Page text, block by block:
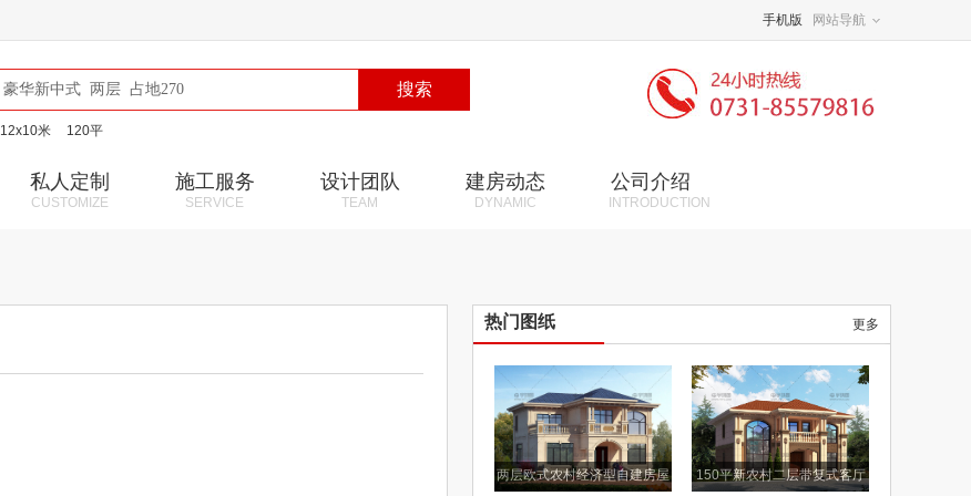
手机版 网站导航
搜索
12x10米 120平
私人定制
CUSTOMIZE
施工服务
SERVICE
设计团队
TEAM
建房动态
DYNAMIC
公司介绍
INTRODUCTION
热门图纸 更多
两层欧式农村经济型自建房屋
150平新农村二层带复式客厅